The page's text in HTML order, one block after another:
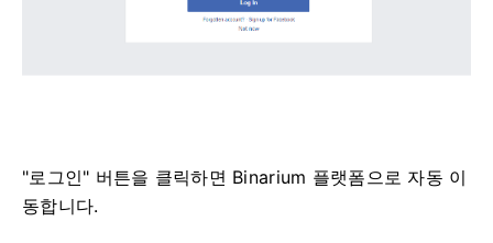
"로그인" 버튼을 클릭하면 Binarium 플랫폼으로 자동 이
동합니다.